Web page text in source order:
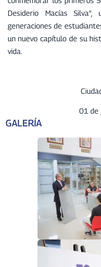
Desiderio Macías
generaciones de
un nuevo capítulo de su
vida.
01 de
GALERÍA